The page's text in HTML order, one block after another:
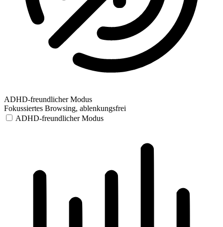
ADHD-freundlicher Modus
Fokussiertes Browsing, ablenkungsfrei
ADHD-freundlicher Modus